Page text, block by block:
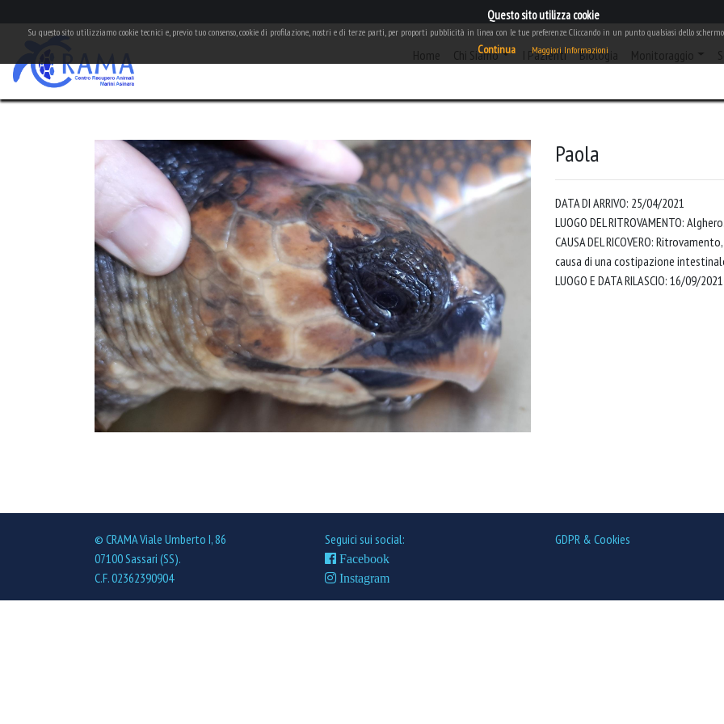
Home(current)
Chi Siamo I Pazienti Biologia Monitoraggio
Paola
DATA DI ARRIVO: 25/04/2021
LUOGO DEL RITROVAMENTO: Alghero.
CAUSA DEL RICOVERO:
causa di una costipazione
LUOGO E DATA RILASCIO: 16/09/2021
© CRAMA Viale Umberto I, 86
07100 Sassari (SS).
C.F. 02362390904
Seguici sui social:
Facebook
Instagram
GDPR & Cookies
Questo sito utilizza cookie
Su questo sito utilizziamo cookie tecnici e, previo tuo consenso, cookie di profilazione, nostri e di terze parti, per proporti pubblicità in linea con le tue preferenze. Cliccando in un punto qualsiasi dello
Continua Maggiori Informazioni